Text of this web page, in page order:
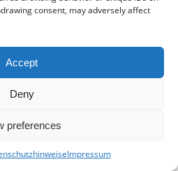
consent, may adversely affect
Accept
Deny
preferences
Impressum
KLERUS
Deutsche Diözese - Alle Rechte